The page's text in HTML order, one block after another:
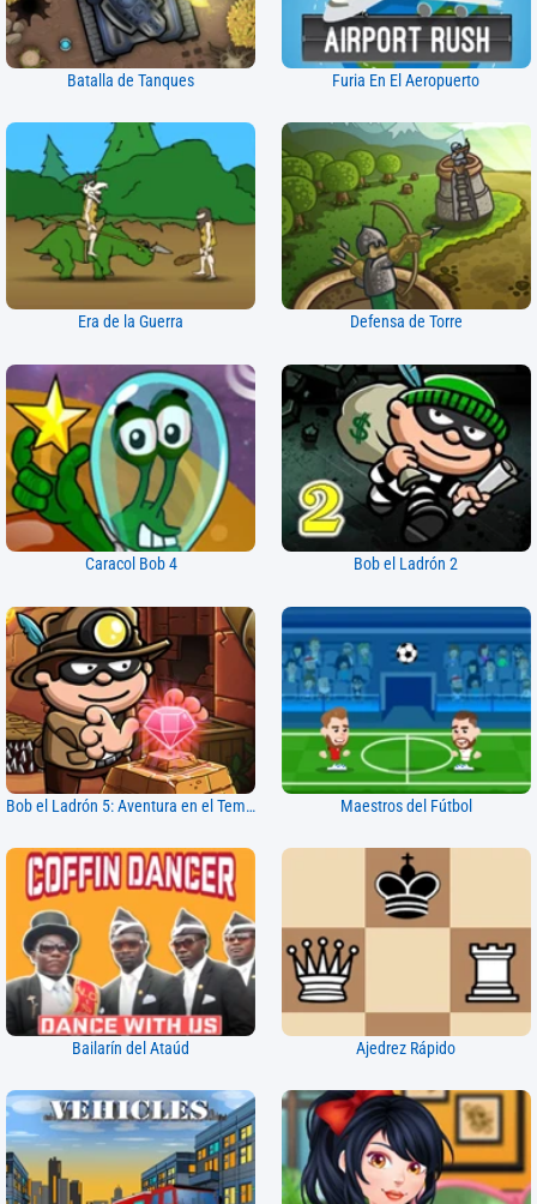
Batalla de Tanques Furia En El Aeropuerto
Era de la Guerra Defensa de Torre
Caracol Bob 4 Bob el Ladrón 2
Bob el Ladrón 5: Aventura en el Templo Maestros del Fútbol
Bailarín del Ataúd Ajedrez Rápido